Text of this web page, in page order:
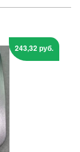
243,32 руб.